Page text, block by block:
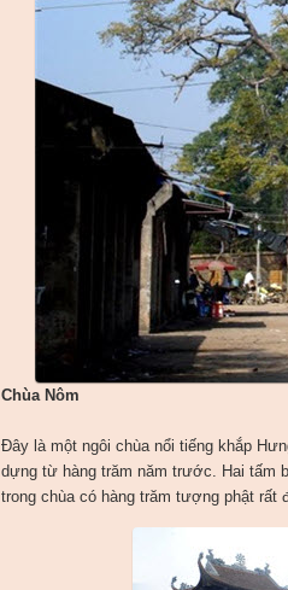
Chùa Nôm
Đây là một ngôi chùa nổi tiếng khắp
dựng từ hàng trăm năm trước. Hai tấm
trong chùa có hàng trăm tượng phật rất